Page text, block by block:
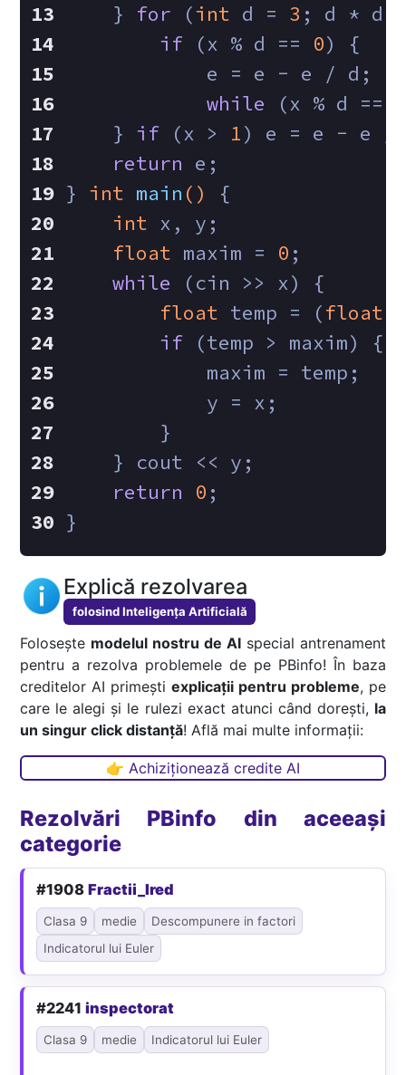
    }
for (int d = 3 ; d * d
if (x % d == 0) {
            e = e - e / d;
while (x % d ==
    }
if (x > 1) e = e - e /
return e;
} int main ()
{
int x, y;
float maxim = 0 ;
while (cin >> x) {
float temp = (float
if (temp > maxim) {
            maxim = temp;
            y = x;
        }
    } cout << y;
return
0 ;
}
Explică rezolvarea
folosind Inteligența Artificială
Folosește modelul nostru de AIspecial antrenament
pentru a rezolva problemele de pe PBinfo! În baza
creditelor AI primești explicații pentru probleme, pe
care le alegi și le rulezi exact atunci când dorești, la
un singur click distanță! Află mai multe informații:
👉 Achiziționează credite AI
Rezolvări PBinfo din aceeași
categorie
#1908Fractii_Ired
Clasa 9 medie
Descompunere in factori
Indicatorul lui Euler
#2241inspectorat
Clasa 9 medie Indicatorul lui Euler